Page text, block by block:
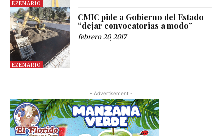
EZENARIO
EZENARIO
CMIC pide a Gobierno del Estado
“dejar convocatorias a modo”
febrero 20, 2017
- Advertisement -